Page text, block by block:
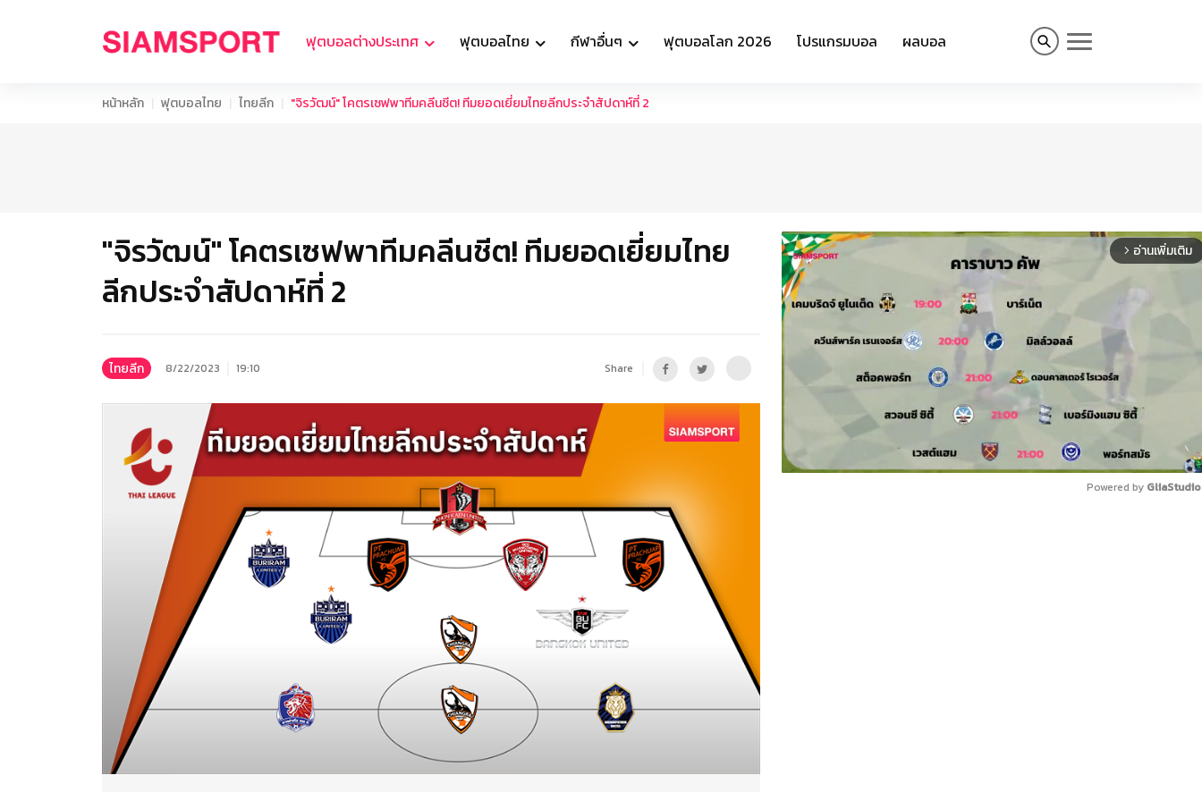
ฟุตบอลต่างประเทศ ฟุตบอลไทย กีฬาอื่นๆ ฟุตบอลโลก 2026 โปรแกรมบอล ผลบอล
หน้าหลัก ฟุตบอลไทย ไทยลีก "จิรวัฒน์" โคตรเซฟพาทีมคลีนชีต! ทีมยอดเยี่ยมไทยลีกประจำสัปดาห์ที่ 2
"จิรวัฒน์" โคตรเซฟพาทีมคลีนชีต! ทีมยอดเยี่ยมไทย
ลีกประจำสัปดาห์ที่ 2
ไทยลีก 8/22/2023 19:10 Share
arrow_forward_ios อ่านเพิ่มเติม
Powered by